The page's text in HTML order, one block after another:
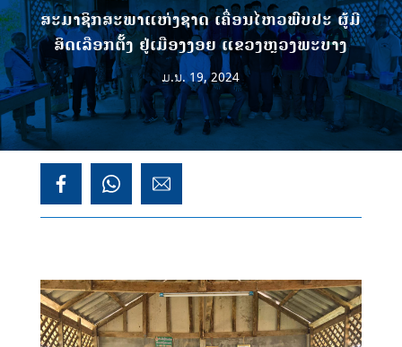
ສະມາຊິກສະພາແຫ່ງຊາດ ເຄື່ອນໄຫວພົບປະ ຜູ້ມີ
ສິດເລືອກຕັ້ງ ຢູ່ເມືອງງອຍ ແຂວງຫຼວງພະບາງ
ມ.ນ. 19, 2024